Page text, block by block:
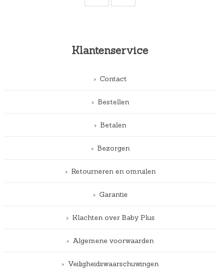
Klantenservice
Contact
Bestellen
Betalen
Bezorgen
Retourneren en omruilen
Garantie
Klachten over Baby Plus
Algemene voorwaarden
Veiligheidswaarschuwingen